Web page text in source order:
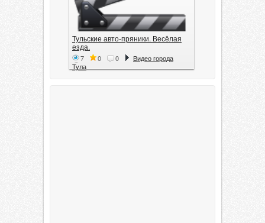
Тульские авто-пряники. Весёлая
езда.
7 0 0
Видео города
Тула